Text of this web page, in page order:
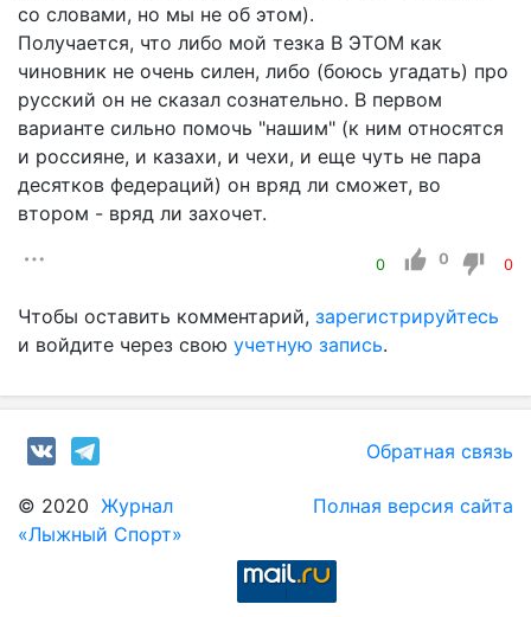
со словами, но мы не об этом).
Получается, что либо мой тезка В ЭТОМ как
чиновник не очень силен, либо (боюсь угадать) про
русский он не сказал сознательно. В первом
варианте сильно помочь "нашим" (к ним относятся
и россияне, и казахи, и чехи, и еще чуть не пара
десятков федераций) он вряд ли сможет, во
втором - вряд ли захочет.
0 0 0
Чтобы оставить комментарий, зарегистрируйтесь
и войдите через свою учетную запись.
Обратная связь
© 2020 Журнал
«Лыжный Спорт»
Полная версия сайта